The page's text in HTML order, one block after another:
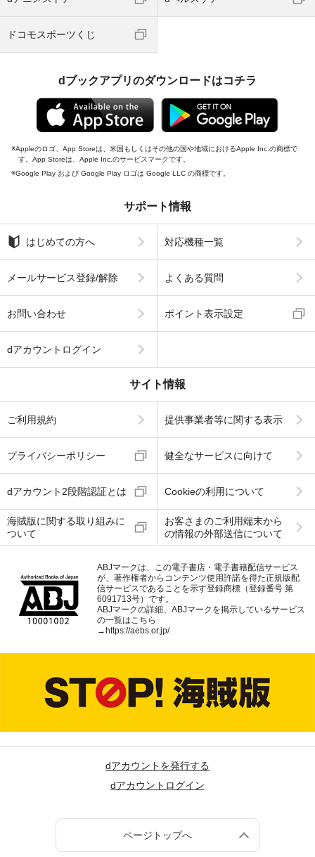
ドコモスポーツくじ
dブックアプリのダウンロードはコチラ
Appleのロゴ、App Storeは、米国もしくはその他の国や地域におけるApple Inc.の商標で
す。App Storeは、Apple Inc.のサービスマークです。
Google Play および Google Play ロゴは Google LLC の商標です。
サポート情報
はじめての方へ 対応機種一覧
メールサービス登録/解除 よくある質問
お問い合わせ ポイント表示設定
dアカウントログイン
サイト情報
ご利用規約 提供事業者等に関する表示
プライバシーポリシー 健全なサービスに向けて
dアカウント2段階認証とは Cookieの利用について
海賊版に関する取り組みに
ついて
お客さまのご利用端末から
の情報の外部送信について
ABJマークは、この電子書店・電子書籍配信サービス
が、著作権者からコンテンツ使用許諾を得た正規版配
信サービスであることを示す登録商標（登録番号 第
6091713号）です。
ABJマークの詳細、ABJマークを掲示しているサービス
の一覧はこちら
→ https://aebs.or.jp/
dアカウントを発行する
dアカウントログイン
ページトップへ